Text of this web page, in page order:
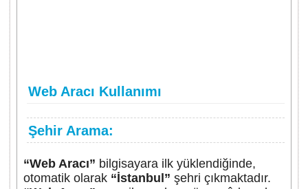
Web Aracı Kullanımı
Şehir Arama:
“Web Aracı” bilgisayara ilk yüklendiğinde,
otomatik olarak “İstanbul” şehri çıkmaktadır.